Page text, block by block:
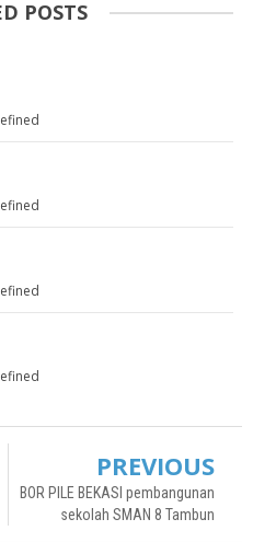
POSTS
PREVIOUS
BOR PILE BEKASI pembangunan
sekolah SMAN 8 Tambun